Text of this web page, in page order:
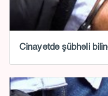
Cinayətdə şübhəli